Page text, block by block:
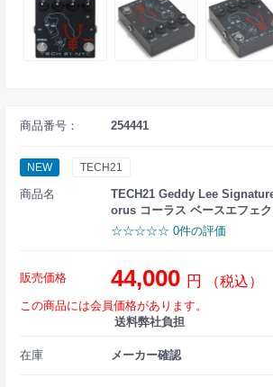
商品番号： 254441
NEW TECH21
商品名
TECH21 Geddy Lee
orus コーラス ベースエフェ
☆☆☆☆☆ 0件の評価
販売価格 44,000 円 （税込）
この商品には会員価格があります。
送料弊社負担
在庫 メーカー確認